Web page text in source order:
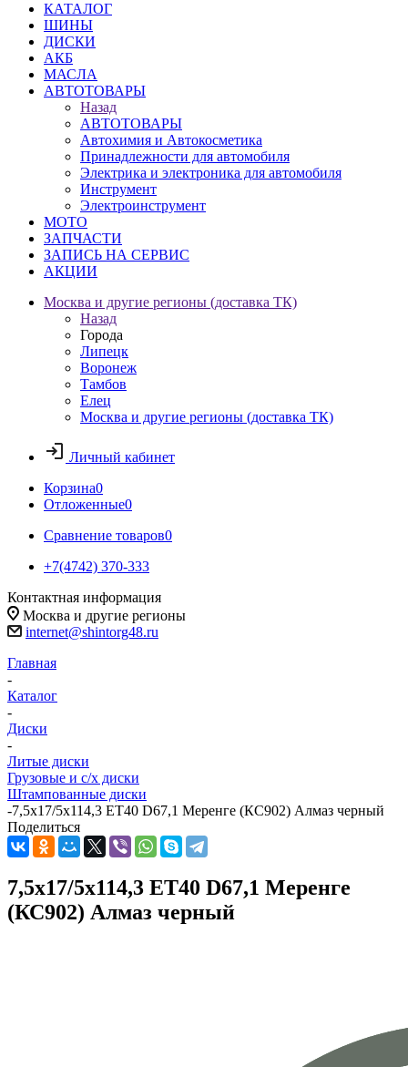
КАТАЛОГ
ШИНЫ
ДИСКИ
АКБ
МАСЛА
АВТОТОВАРЫ
Назад
АВТОТОВАРЫ
Автохимия и Автокосметика
Принадлежности для автомобиля
Электрика и электроника для автомобиля
Инструмент
Электроинструмент
МОТО
ЗАПЧАСТИ
ЗАПИСЬ НА СЕРВИС
АКЦИИ
Москва и другие регионы (доставка ТК)
Назад
Города
Липецк
Воронеж
Тамбов
Елец
Москва и другие регионы (доставка ТК)
Личный кабинет
Корзина0
Отложенные0
Сравнение товаров0
+7(4742) 370-333
Контактная информация
Москва и другие регионы
internet@shintorg48.ru
Главная
-
Каталог
-
Диски
-
Литые диски
Грузовые и с/х диски
Штампованные диски
-7,5x17/5x114,3 ET40 D67,1 Меренге (КС902) Алмаз черный
Поделиться
7,5x17/5x114,3 ET40 D67,1 Меренге
(КС902) Алмаз черный